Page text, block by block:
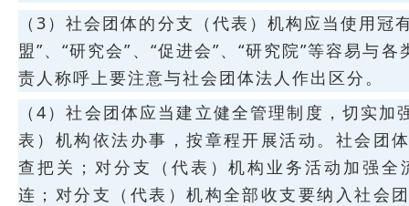
（3）社会团体的分支（代表）机构应当使用
盟”、“研究会”、“促进会”、“研究院”等容易与
责人称呼上要注意与社会团体法人作出区分。
（4）社会团体应当建立健全管理制度，切实
表）机构依法办事，按章程开展活动。社会团
查把关；对分支（代表）机构业务活动加强
连；对分支（代表）机构全部收支要纳入社会